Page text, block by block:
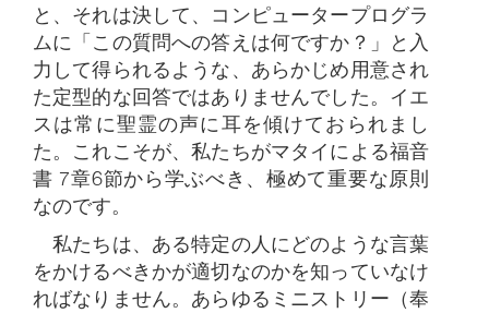
と、それは決して、コンピュータープログラ
ムに「この質問への答えは何ですか？」と入
力して得られるような、あらかじめ用意され
た定型的な回答ではありませんでした。イエ
スは常に聖霊の声に耳を傾けておられまし
た。これこそが、私たちがマタイによる福音
書 7章6節から学ぶべき、極めて重要な原則
なのです。
私たちは、ある特定の人にどのような言葉
をかけるべきかが適切なのかを知っていなけ
ればなりません。あらゆるミニストリー（奉